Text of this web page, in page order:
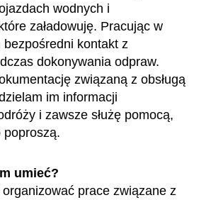
wodnych i
załadowuję. Pracując w
kontakt z
dokonywania odpraw.
związaną z obsługą
im informacji
i zawsze służę pomocą,
poproszą.
umieć?
prace związane z